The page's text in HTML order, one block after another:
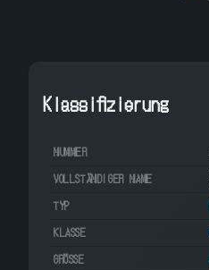
Klassifizierung
NUMMER
VOLLSTÄNDIGER NAME
TYP
KLASSE
GRÖSSE